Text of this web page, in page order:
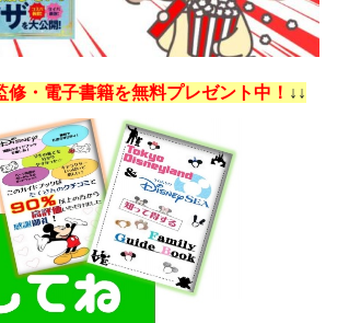
・電子書籍を無料プレゼント中！ ↓↓